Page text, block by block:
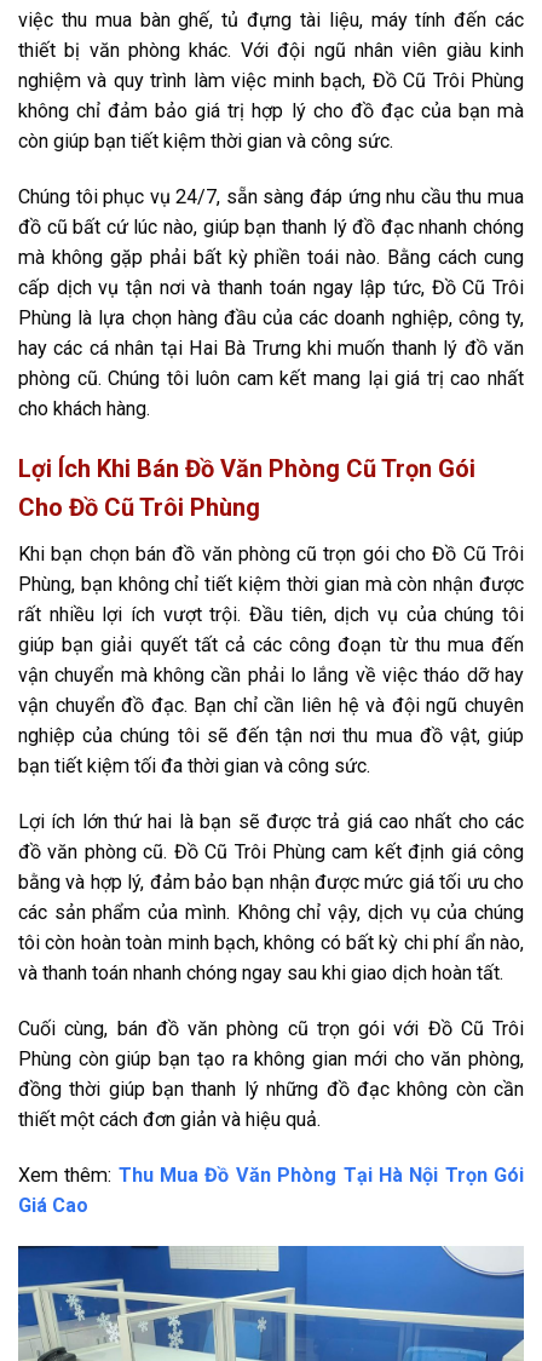
việc thu mua bàn ghế, tủ đựng tài liệu, máy tính đến các
thiết bị văn phòng khác. Với đội ngũ nhân viên giàu kinh
nghiệm và quy trình làm việc minh bạch, Đồ Cũ Trôi Phùng
không chỉ đảm bảo giá trị hợp lý cho đồ đạc của bạn mà
còn giúp bạn tiết kiệm thời gian và công sức.
Chúng tôi phục vụ 24/7, sẵn sàng đáp ứng nhu cầu thu mua
đồ cũ bất cứ lúc nào, giúp bạn thanh lý đồ đạc nhanh chóng
mà không gặp phải bất kỳ phiền toái nào. Bằng cách cung
cấp dịch vụ tận nơi và thanh toán ngay lập tức, Đồ Cũ Trôi
Phùng là lựa chọn hàng đầu của các doanh nghiệp, công ty,
hay các cá nhân tại Hai Bà Trưng khi muốn thanh lý đồ văn
phòng cũ. Chúng tôi luôn cam kết mang lại giá trị cao nhất
cho khách hàng.
Lợi Ích Khi Bán Đồ Văn Phòng Cũ Trọn Gói
Cho Đồ Cũ Trôi Phùng
Khi bạn chọn bán đồ văn phòng cũ trọn gói cho Đồ Cũ Trôi
Phùng, bạn không chỉ tiết kiệm thời gian mà còn nhận được
rất nhiều lợi ích vượt trội. Đầu tiên, dịch vụ của chúng tôi
giúp bạn giải quyết tất cả các công đoạn từ thu mua đến
vận chuyển mà không cần phải lo lắng về việc tháo dỡ hay
vận chuyển đồ đạc. Bạn chỉ cần liên hệ và đội ngũ chuyên
nghiệp của chúng tôi sẽ đến tận nơi thu mua đồ vật, giúp
bạn tiết kiệm tối đa thời gian và công sức.
Lợi ích lớn thứ hai là bạn sẽ được trả giá cao nhất cho các
đồ văn phòng cũ. Đồ Cũ Trôi Phùng cam kết định giá công
bằng và hợp lý, đảm bảo bạn nhận được mức giá tối ưu cho
các sản phẩm của mình. Không chỉ vậy, dịch vụ của chúng
tôi còn hoàn toàn minh bạch, không có bất kỳ chi phí ẩn nào,
và thanh toán nhanh chóng ngay sau khi giao dịch hoàn tất.
Cuối cùng, bán đồ văn phòng cũ trọn gói với Đồ Cũ Trôi
Phùng còn giúp bạn tạo ra không gian mới cho văn phòng,
đồng thời giúp bạn thanh lý những đồ đạc không còn cần
thiết một cách đơn giản và hiệu quả.
Xem thêm: Thu Mua Đồ Văn Phòng Tại Hà Nội Trọn Gói
Giá Cao